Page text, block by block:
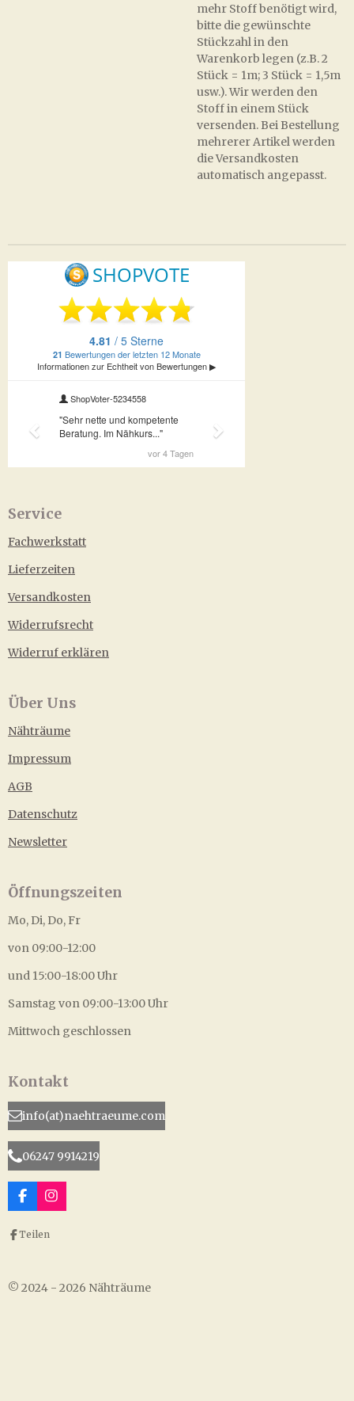
mehr Stoff benötigt wird,
bitte die gewünschte
Stückzahl in den
Warenkorb legen (z.B. 2
Stück = 1m; 3 Stück = 1,5m
usw.). Wir werden den
Stoff in einem Stück
versenden. Bei Bestellung
mehrerer Artikel werden
die Versandkosten
automatisch angepasst.
Service
Fachwerkstatt
Lieferzeiten
Versandkosten
Widerrufsrecht
Widerruf erklären
Über Uns
Nähträume
Impressum
AGB
Datenschutz
Newsletter
Öffnungszeiten
Mo, Di, Do, Fr
von 09:00-12:00
und 15:00-18:00 Uhr
Samstag von 09:00-13:00 Uhr
Mittwoch geschlossen
Kontakt
info(at)naehtraeume.com
06247 9914219
F
a
e
k
I
n
a
Teilen
© 2024 - 2026 Nähträume